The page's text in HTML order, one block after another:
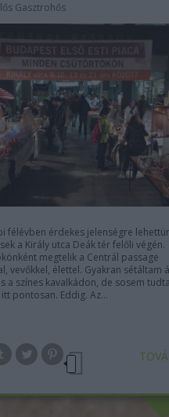
Gasztrohős
félévben érdekes jelenségre
a Király utca Deák tér felőli végén.
megtelik a Centrál passage
vevőkkel, élettel. Gyakran sétáltam
a színes kavalkádon, de sosem
pontosan. Eddig. Az…